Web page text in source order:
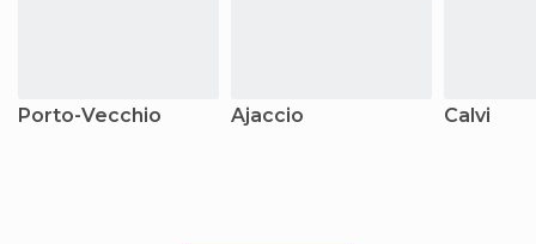
Porto-Vecchio Ajaccio Calvi